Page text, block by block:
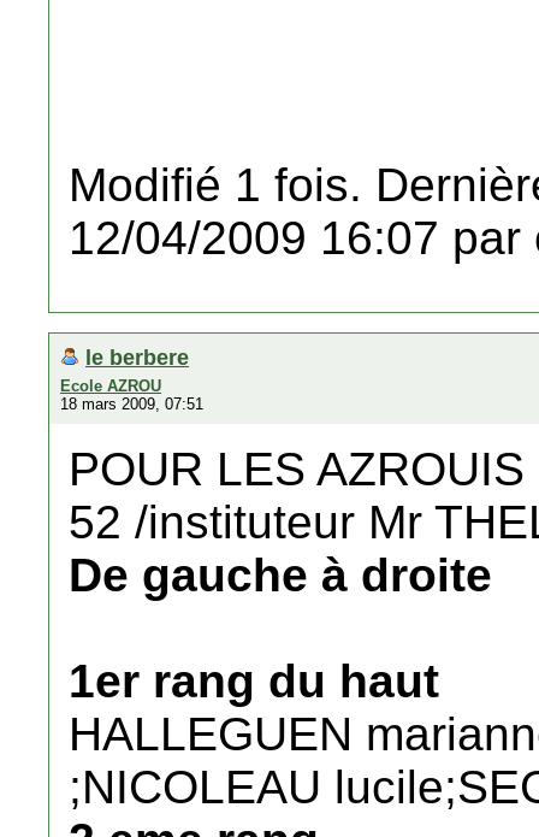
Modifié 1 fois.
12/04/2009 16:07 par
le berbere
Ecole AZROU
18 mars 2009, 07:51
POUR LES
52 /instituteur Mr
De gauche à droite
1er rang du haut
HALLEGUEN
;NICOLEAU